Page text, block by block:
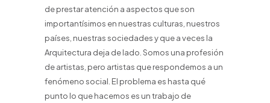
de prestar atención a aspectos que son
importantísimos en nuestras culturas, nuestros
países, nuestras sociedades y que a veces la
Arquitectura deja de lado. Somos una profesión
de artistas, pero artistas que respondemos a un
fenómeno social. El problema es hasta qué
punto lo que hacemos es un trabajo de